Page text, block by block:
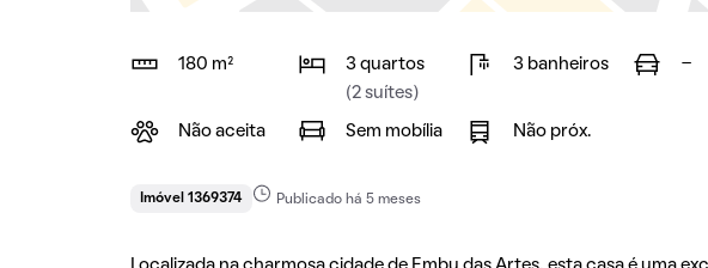
180 m²
3 quartos
(2 suítes)
3 banheiros -
Não aceita Sem mobília Não próx.
Imóvel 1369374 Publicado há 5 meses